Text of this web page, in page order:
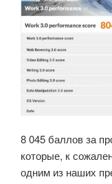
8 045 баллов за
которые, к
одним из наших